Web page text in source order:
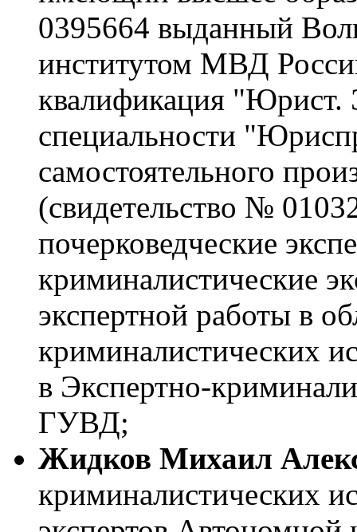
0395664 выданный
институтом МВД
квалификация "Юрист.
специальности
самостоятельного
(свидетельство №
почерковедческие
криминалистические
экспертной работы в
криминалистических
в Экспертно-
ГУВД;
Жидков Михаил
криминалистических